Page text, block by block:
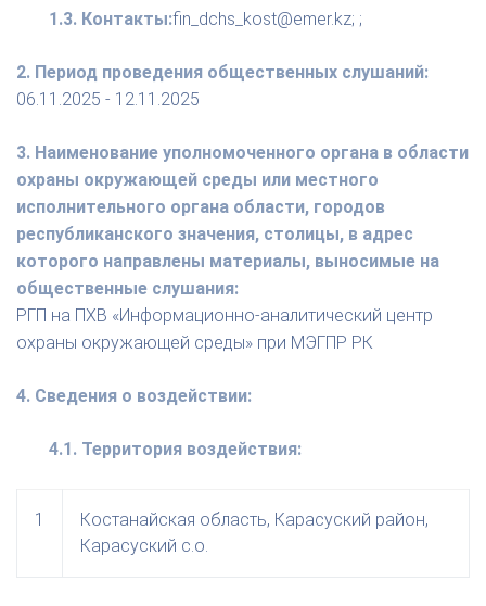
1.3. Контакты:fin_dchs_kost@emer.kz; ;
2. Период проведения общественных слушаний:
06.11.2025 - 12.11.2025
3. Наименование уполномоченного органа в области
охраны окружающей среды или местного
исполнительного органа области, городов
республиканского значения, столицы, в адрес
которого направлены материалы, выносимые на
общественные слушания:
РГП на ПХВ «Информационно-аналитический центр
охраны окружающей среды» при МЭГПР РК
4. Сведения о воздействии:
4.1. Территория воздействия:
1
Костанайская область, Карасуский район,
Карасуский с.о.